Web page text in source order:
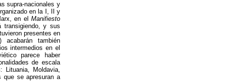
supra-nacionales y
en la I, II y
en el Manifiesto
transigiendo, y sus
presentes en
también
intermedios en el
parece haber
de escala
Lituania, Moldavia,
que se apresuran a